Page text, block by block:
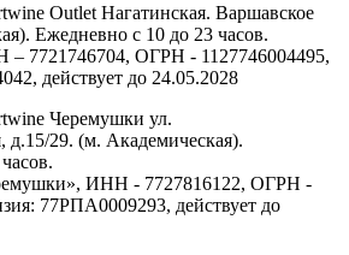
Outlet Нагатинская. Варшавское
Ежедневно с 10 до 23 часов.
7721746704, ОГРН - 1127746004495,
действует до 24.05.2028
Черемушки ул.
29. (м. Академическая).
ИНН - 7727816122, ОГРН -
77РПА0009293, действует до